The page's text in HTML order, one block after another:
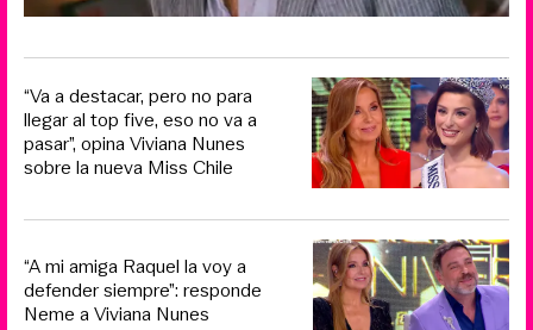
“Va a destacar, pero no para
llegar al top five, eso no va a
pasar”, opina Viviana Nunes
sobre la nueva Miss Chile
“A mi amiga Raquel la voy a
defender siempre”: responde
Neme a Viviana Nunes